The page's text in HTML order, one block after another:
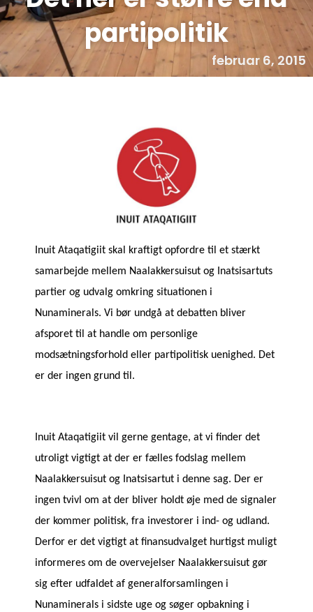
partipolitik
februar 6, 2015
Inuit Ataqatigiit skal kraftigt opfordre til et stærkt
samarbejde mellem Naalakkersuisut og Inatsisartuts
partier og udvalg omkring situationen i
Nunaminerals. Vi bør undgå at debatten bliver
afsporet til at handle om personlige
modsætningsforhold eller partipolitisk uenighed. Det
er der ingen grund til.
Inuit Ataqatigiit vil gerne gentage, at vi finder det
utroligt vigtigt at der er fælles fodslag mellem
Naalakkersuisut og Inatsisartut i denne sag. Der er
ingen tvivl om at der bliver holdt øje med de signaler
der kommer politisk, fra investorer i ind- og udland.
Derfor er det vigtigt at finansudvalget hurtigst muligt
informeres om de overvejelser Naalakkersuisut gør
sig efter udfaldet af generalforsamlingen i
Nunaminerals i sidste uge og søger opbakning i